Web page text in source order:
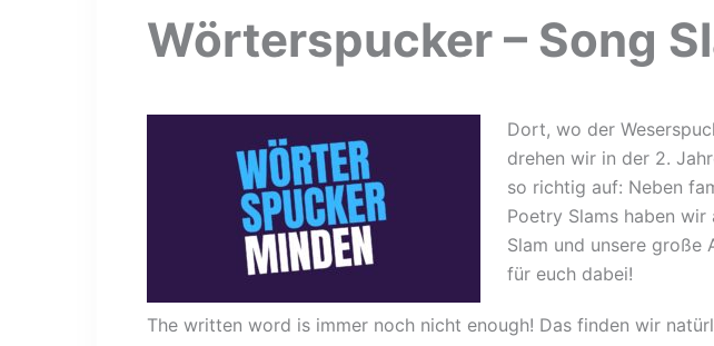
Wörterspucker – Song
Dort, wo der
drehen wir in der 2.
so richtig auf: Neben
Poetry Slams haben wir
Slam und unsere große
für euch dabei!
The written word is immer noch nicht enough! Das finden wir